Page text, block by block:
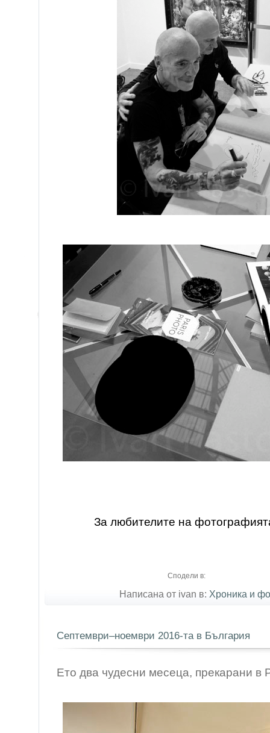
За любителите на
Сподели в:
Написана от ivan в: Хроника и
Септември–ноември 2016-та в България
Ето два чудесни месеца, прекарани в